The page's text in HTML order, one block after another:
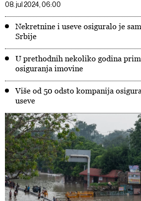
08. jul 2024, 06:00
Nekretnine i useve osiguralo je
Srbije
U prethodnih nekoliko godina
osiguranja imovine
Više od 50 odsto kompanija
useve